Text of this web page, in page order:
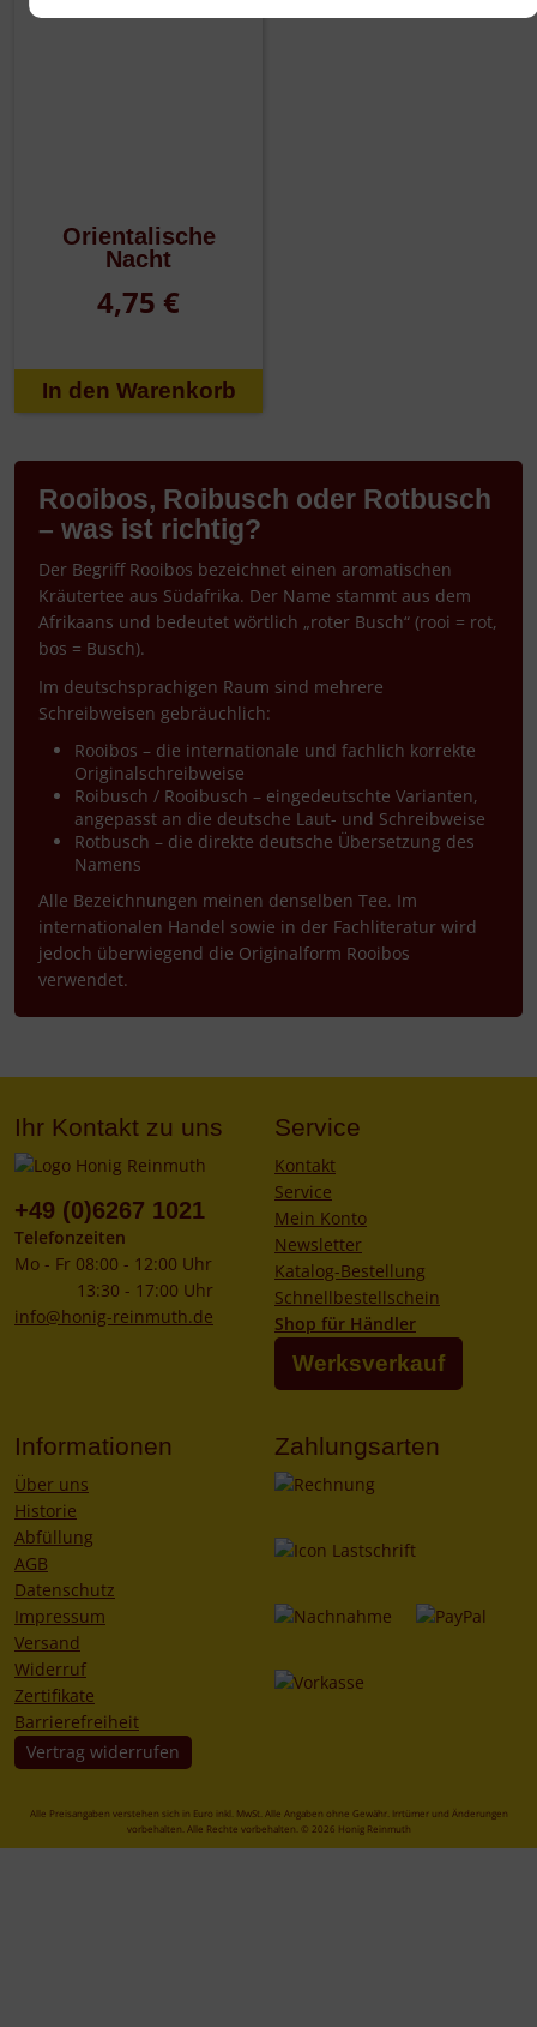
Orientalische
Nacht
4,75 €
Rooibos, Roibusch oder Rotbusch
– was ist richtig?
Der Begriff Rooibos bezeichnet einen aromatischen
Kräutertee aus Südafrika. Der Name stammt aus dem
Afrikaans und bedeutet wörtlich „roter Busch“ (rooi = rot,
bos = Busch).
Im deutschsprachigen Raum sind mehrere
Schreibweisen gebräuchlich:
Rooibos – die internationale und fachlich korrekte
Originalschreibweise
Roibusch / Rooibusch – eingedeutschte Varianten,
angepasst an die deutsche Laut- und Schreibweise
Rotbusch – die direkte deutsche Übersetzung des
Namens
Alle Bezeichnungen meinen denselben Tee. Im
internationalen Handel sowie in der Fachliteratur wird
jedoch überwiegend die Originalform Rooibos
verwendet.
Ihr Kontakt zu uns
+49 (0)6267 1021
Telefonzeiten
Mo - Fr 08:00 - 12:00 Uhr
13:30 - 17:00 Uhr
info@honig-reinmuth.de
Service
Kontakt
Service
Mein Konto
Newsletter
Katalog-Bestellung
Schnellbestellschein
Shop für Händler
Werksverkauf
Informationen
Über uns
Historie
Abfüllung
AGB
Datenschutz
Impressum
Versand
Widerruf
Zertifikate
Barrierefreiheit
Vertrag widerrufen
Zahlungsarten
Alle Preisangaben verstehen sich in Euro inkl. MwSt. Alle Angaben ohne Gewähr. Irrtümer und Änderungen
vorbehalten. Alle Rechte vorbehalten. © 2026 Honig Reinmuth